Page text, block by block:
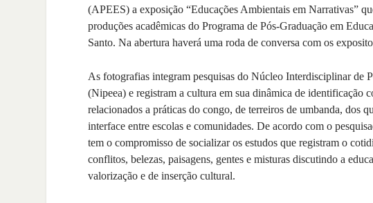
(APEES) a exposição “Educações Ambientais em Narrativas”
produções acadêmicas do Programa de Pós-Graduação em
Santo. Na abertura haverá uma roda de conversa com os
As fotografias integram pesquisas do Núcleo Interdisciplinar de
(Nipeea) e registram a cultura em sua dinâmica de identificação
relacionados a práticas do congo, de terreiros de umbanda, dos
interface entre escolas e comunidades. De acordo com o
tem o compromisso de socializar os estudos que registram o
conflitos, belezas, paisagens, gentes e misturas discutindo a
valorização e de inserção cultural.